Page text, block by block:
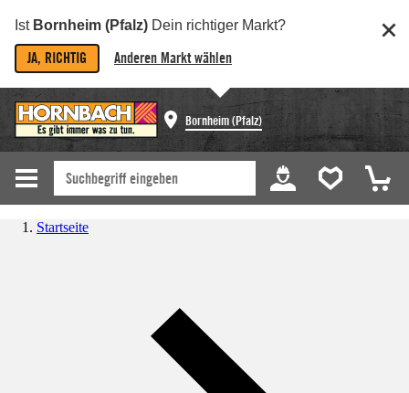
Ist Bornheim (Pfalz) Dein richtiger Markt?
JA, RICHTIG Anderen Markt wählen
Bornheim (Pfalz)
Startseite